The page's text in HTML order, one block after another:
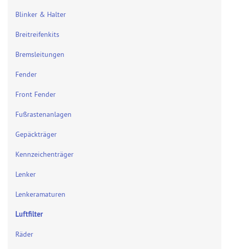
Blinker & Halter
Breitreifenkits
Bremsleitungen
Fender
Front Fender
Fußrastenanlagen
Gepäckträger
Kennzeichenträger
Lenker
Lenkeramaturen
Luftfilter
Räder